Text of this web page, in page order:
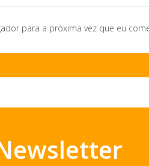
para a próxima vez que eu